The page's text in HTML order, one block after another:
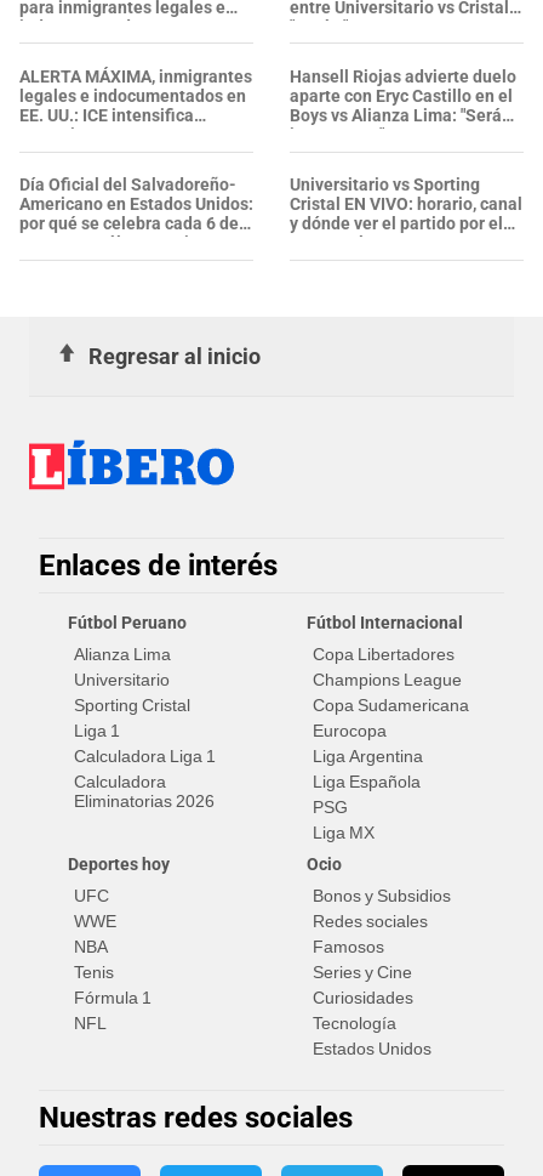
para inmigrantes legales e
indocumentados en EE. UU.:
SALVADOREÑO falleció tras
sufrir una "emergencia
médica"
ALERTA MÁXIMA, inmigrantes
legales e indocumentados en
EE. UU.: ICE intensifica
operativos en aeropuertos y
arresta a NUMEROSOS
EXTRANJEROS en un solo día
Día Oficial del Salvadoreño-
Americano en Estados Unidos:
por qué se celebra cada 6 de
agosto y cuál es su origen
entre Universitario vs Cristal:
"Será..."
Hansell Riojas advierte duelo
aparte con Eryc Castillo en el
Boys vs Alianza Lima: "Será
interesante"
Universitario vs Sporting
Cristal EN VIVO: horario, canal
y dónde ver el partido por el
Torneo Clausura 2026
Regresar al inicio
Enlaces de interés
Fútbol Peruano
Alianza Lima
Universitario
Sporting Cristal
Liga 1
Calculadora Liga 1
Calculadora
Eliminatorias 2026
Fútbol Internacional
Copa Libertadores
Champions League
Copa Sudamericana
Eurocopa
Liga Argentina
Liga Española
PSG
Liga MX
Deportes hoy
UFC
WWE
NBA
Tenis
Fórmula 1
NFL
Ocio
Bonos y Subsidios
Redes sociales
Famosos
Series y Cine
Curiosidades
Tecnología
Estados Unidos
Nuestras redes sociales